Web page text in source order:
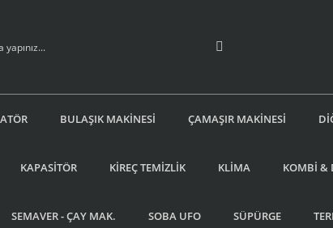
BULAŞIK MAKİNESİ ÇAMAŞIR MAKİNESİ
KAPASİTÖR KİREÇ TEMİZLİK KLİMA KOMBİ &
SEMAVER - ÇAY MAK. SOBA UFO SÜPÜRGE